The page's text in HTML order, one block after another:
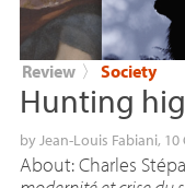
Review 〉 Society
Hunting
by Jean-Louis Fabiani,
About: Charles